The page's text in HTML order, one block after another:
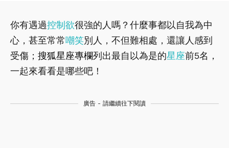
你有遇過控制欲很強的人嗎？什麼事都以自我為中
心，甚至常常嘲笑別人，不但難相處，還讓人感到
受傷； 搜狐星座專欄列出最自以為是的星座前5名，
一起來看看是哪些吧！
廣告 - 請繼續往下閱讀